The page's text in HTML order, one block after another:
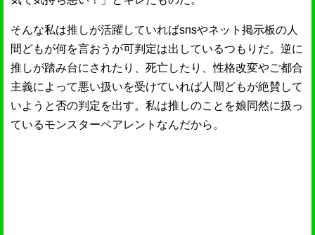
そんな私は推しが活躍していればsnsやネット掲示板の人
間どもが何を言おうが可判定は出しているつもりだ。逆に
推しが踏み台にされたり、死亡したり、性格改変やご都合
主義によって悪い扱いを受けていれば人間どもが絶賛して
いようと否の判定を出す。私は推しのことを娘同然に扱っ
ているモンスターペアレントなんだから。